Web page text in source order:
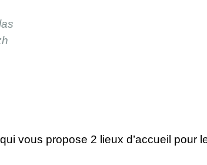
vous propose 2 lieux d’accueil pour